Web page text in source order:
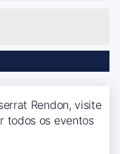
Rendon, visite
todos os eventos